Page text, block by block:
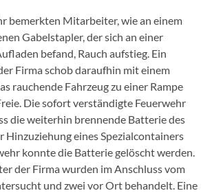
bemerkten Mitarbeiter, wie an einem
Gabelstapler, der sich an einer
befand, Rauch aufstieg. Ein
Firma schob daraufhin mit einem
rauchende Fahrzeug zu einer Rampe
Die sofort verständigte Feuerwehr
die weiterhin brennende Batterie des
Hinzuziehung eines Spezialcontainers
konnte die Batterie gelöscht werden.
der Firma wurden im Anschluss vom
und zwei vor Ort behandelt. Eine